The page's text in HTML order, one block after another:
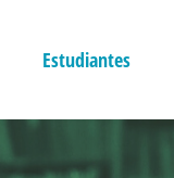
Estudiantes